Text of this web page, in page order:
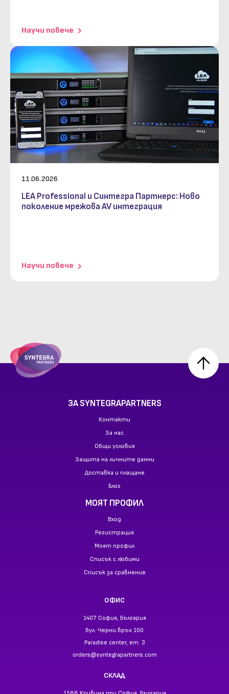
научи повече
11.06.2026
LEA Professional и Синтегра Партнерс: Ново
поколение мрежова AV интеграция
научи повече
ЗА SYNTEGRAPARTNERS
Контакти
За нас
Общи условия
Защита на личните данни
Доставка и плащане
Блог
МОЯТ ПРОФИЛ
Вход
Регистрация
Моят профил
Списък с любими
Списък за сравнение
ОФИС
1407 София, България
бул. Черни връх 100
Paradise center, ет. 3
orders@syntegrapartners.com
СКЛАД